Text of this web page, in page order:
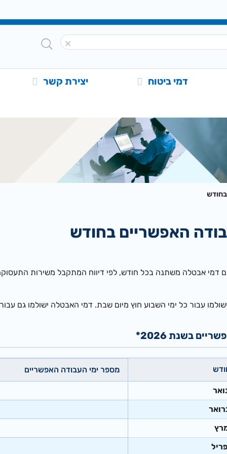
דמי ביטוח יצירת קשר
האפשריים בחודש
דמי אבטלה משתנה בכל חודש, לפי דיווח המתקבל משירות
עבור כל ימי השבוע חוץ מיום שבת. דמי האבטלה ישולמו גם
בשנת 2026*
​מספר ימי העבודה האפשריים